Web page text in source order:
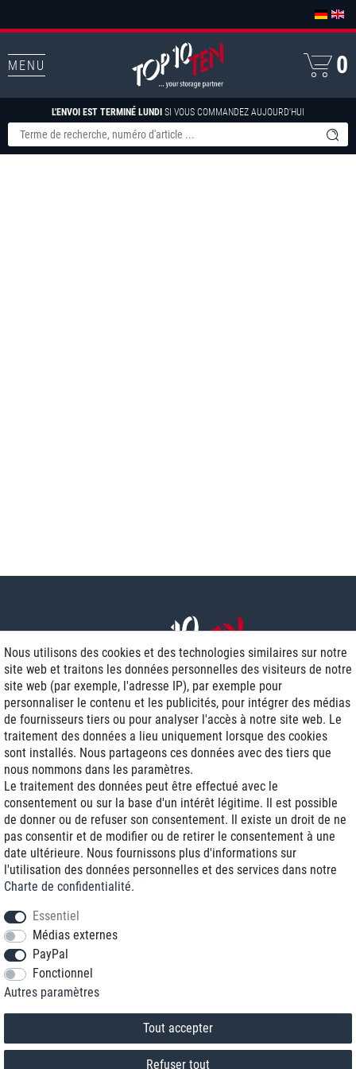
MENU
L'ENVOI EST TERMINÉ LUNDI SI VOUS COMMANDEZ AUJOURD'HUI
0
Livraison J+1
Frais d'expédition réduits
Reconditionnée avec garantie
+33 1 70 99 07 94 *
* Vous pouvez nous joindre aux tarifs locaux du lundi au vendredi de 9h à 18h.
Nous utilisons des cookies et des technologies similaires sur notre
site web et traitons les données personnelles des visiteurs de notre
site web (par exemple, l'adresse IP), par exemple pour
personnaliser le contenu et les publicités, pour intégrer des médias
de fournisseurs tiers ou pour analyser l'accès à notre site web. Le
traitement des données a lieu uniquement lorsque des cookies
sont installés. Nous partageons ces données avec des tiers que
nous nommons dans les paramètres.
Le traitement des données peut être effectué avec le
consentement ou sur la base d'un intérêt légitime. Il est possible
de donner ou de refuser son consentement. Il existe un droit de ne
pas consentir et de modifier ou de retirer le consentement à une
date ultérieure. Nous fournissons plus d'informations sur
l'utilisation des données personnelles et des services dans notre
Charte de confidentialité.
Essentiel
Médias externes
PayPal
Fonctionnel
Autres paramètres
Tout accepter
Refuser tout